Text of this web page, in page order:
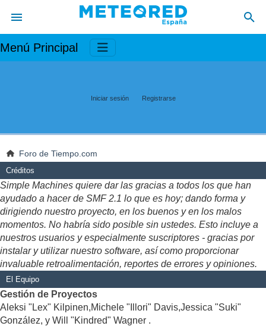
Menú Principal
Iniciar sesión Registrarse
Foro de Tiempo.com
Créditos
Simple Machines quiere dar las gracias a todos los que han
ayudado a hacer de SMF 2.1 lo que es hoy; dando forma y
dirigiendo nuestro proyecto, en los buenos y en los malos
momentos. No habría sido posible sin ustedes. Esto incluye a
nuestros usuarios y especialmente suscriptores - gracias por
instalar y utilizar nuestro software, así como proporcionar
invaluable retroalimentación, reportes de errores y opiniones.
El Equipo
Gestión de Proyectos
Aleksi "Lex" Kilpinen,Michele "Illori" Davis,Jessica "Suki"
González, y Will "Kindred" Wagner .